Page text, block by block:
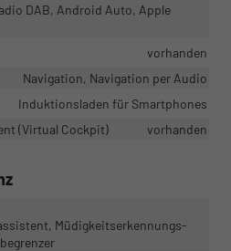
DAB, Android Auto, Apple
vorhanden
Navigation, Navigation per Audio
Induktionsladen für Smartphones
(Virtual Cockpit)
vorhanden
Müdigkeitserkennungs-